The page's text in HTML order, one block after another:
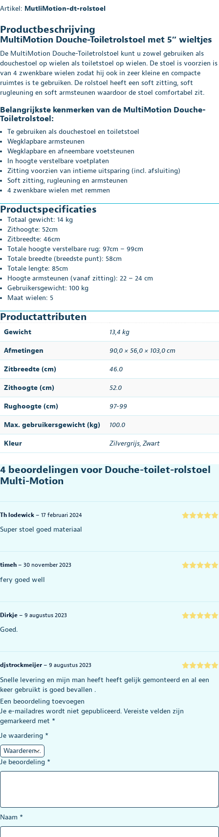
Artikel: MutliMotion-dt-rolstoel
Productbeschrijving
MultiMotion Douche-Toiletrolstoel met 5″ wieltjes
De MultiMotion Douche-Toiletrolstoel kunt u zowel gebruiken als
douchestoel op wielen als toiletstoel op wielen. De stoel is voorzien is
van 4 zwenkbare wielen zodat hij ook in zeer kleine en compacte
ruimtes is te gebruiken. De rolstoel heeft een soft zitting, soft
rugleuning en soft armsteunen waardoor de stoel comfortabel zit.
Belangrijkste kenmerken van de MultiMotion Douche-
Toiletrolstoel:
Te gebruiken als douchestoel en toiletstoel
Wegklapbare armsteunen
Wegklapbare en afneembare voetsteunen
In hoogte verstelbare voetplaten
Zitting voorzien van intieme uitsparing (incl. afsluiting)
Soft zitting, rugleuning en armsteunen
4 zwenkbare wielen met remmen
Productspecificaties
Totaal gewicht: 14 kg
Zithoogte: 52cm
Zitbreedte: 46cm
Totale hoogte verstelbare rug: 97cm – 99cm
Totale breedte (breedste punt): 58cm
Totale lengte: 85cm
Hoogte armsteunen (vanaf zitting): 22 – 24 cm
Gebruikersgewicht: 100 kg
Maat wielen: 5
Productattributen
Gewicht 13,4 kg
Afmetingen 90,0 × 56,0 × 103,0 cm
Zitbreedte (cm) 46.0
Zithoogte (cm) 52.0
Rughoogte (cm) 97-99
Max. gebruikersgewicht (kg) 100.0
Kleur Zilvergrijs, Zwart
4 beoordelingen voor Douche-toilet-rolstoel
Multi-Motion
Th lodewick – 17 februari 2024
Super stoel goed materiaal
timeh – 30 november 2023
fery goed well
Dirkje – 9 augustus 2023
Goed.
5uit 5
djstrockmeijer – 9 augustus 2023
Snelle levering en mijn man heeft heeft gelijk gemonteerd en al een
keer gebruikt is goed bevallen .
Een beoordeling toevoegen
Je e-mailadres wordt niet gepubliceerd. Vereiste velden zijn
gemarkeerd met *
Je waardering *
Je beoordeling *
Naam *